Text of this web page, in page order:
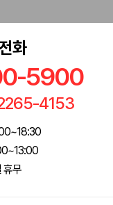
화
5900
4153
휴무